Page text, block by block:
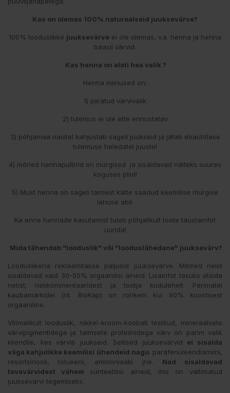
Kas on olemas 100% naturaalseid juuksevärve?
100% looduslikke juuksevärve ei ole olemas, v.a. henna ja henna
baasil värvid.
Kas henna on alati hea valik ?
Henna miinused on:
1) piiratud värvivalik
2) tulemus ei ole ette ennustatav
3) põhjamaa naistel kahjustab sageli juukseid ja jätab ebaühtlase
tulemuse heledatel juustel
4) mõned hennapulbrid on mürgised ja sisaldavad näiteks suures
koguses pliid!
5) Must henna on sageli taimest kätte saadud keemilise mürgise
lahuse abil.
Ka enne hennade kasutamist tuleb põhjalikult toote taustainfot
uurida!
Mida tähendab "looduslik" või "looduslähedane" juuksevärv?
Looduslikena reklaamitakse paljusid juuksevärve. Mitmed neist
sisaldavad vaid 30-50% orgaanilisi aineid. Lisainfot tasuks otsida
netist, netikommentaaridest ja tootja kodulehelt. Parimatel
kaubamärkidel (nt. BioKap) on rohkem kui 90% koostisest
orgaaniline.
Võimalikult looduslik, nikkel-kroom-koobalt testitud, mineraalsete
värvipigmentidega ja taimsete proteiinidega värv on parim valik
kliendile, kes värvib juukseid. Sellised juuksevärvid ei sisalda
väga kahjulikke keemilisi ühendeid nagu parafenüleendiamiini,
resortsinooli, tolueeni, ammoniaaki jne. Nad sisaldavad
tavavärvidest vähem
sünteetilisi aineid, mis on vältimatud
juuksevärvi tegemiseks.